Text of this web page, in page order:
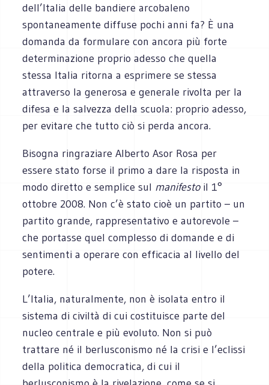
dell’Italia delle bandiere arcobaleno
spontaneamente diffuse pochi anni fa? È una
domanda da formulare con ancora più forte
determinazione proprio adesso che quella
stessa Italia ritorna a esprimere se stessa
attraverso la generosa e generale rivolta per la
difesa e la salvezza della scuola: proprio adesso,
per evitare che tutto ciò si perda ancora.
Bisogna ringraziare Alberto Asor Rosa per
essere stato forse il primo a dare la risposta in
modo diretto e semplice sul manifestoil 1°
ottobre 2008. Non c’è stato cioè un partito – un
partito grande, rappresentativo e autorevole –
che portasse quel complesso di domande e di
sentimenti a operare con efficacia al livello del
potere.
L’Italia, naturalmente, non è isolata entro il
sistema di civiltà di cui costituisce parte del
nucleo centrale e più evoluto. Non si può
trattare né il berlusconismo né la crisi e l’eclissi
della politica democratica, di cui il